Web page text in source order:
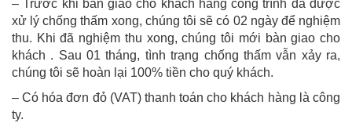
– Trước khi bàn giao cho khách hàng công trình đã được
xử lý chống thấm xong, chúng tôi sẽ có 02 ngày để nghiệm
thu. Khi đã nghiệm thu xong, chúng tôi mới bàn giao cho
khách . Sau 01 tháng, tình trạng chống thấm vẫn xảy ra,
chúng tôi sẽ hoàn lại 100% tiền cho quý khách.
– Có hóa đơn đỏ (VAT) thanh toán cho khách hàng là công
ty.